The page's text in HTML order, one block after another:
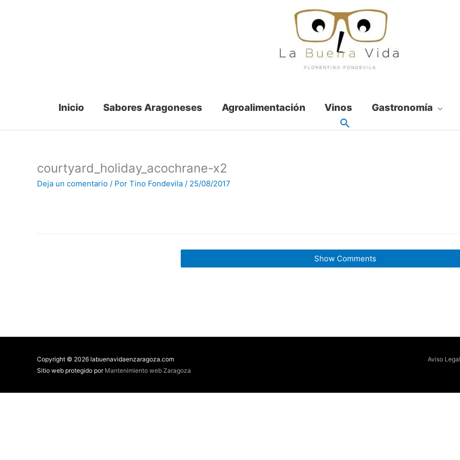
Inicio Sabores Aragoneses Agroalimentación Vinos Gastronomía
courtyard_holiday_acochrane-x2
Deja un comentario / Por Tino Fondevila / 25/08/2017
Show Comments
Copyright © 2026 labuenavidaenzaragoza.com
Sitio web protegido por Mantenimiento web Zaragoza
Aviso Legal